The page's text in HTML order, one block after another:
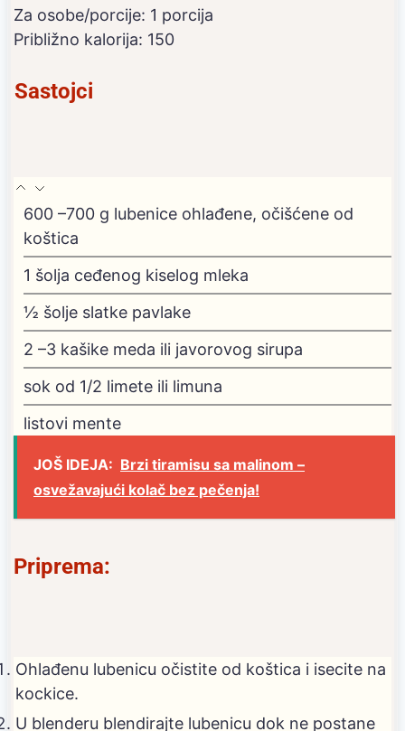
Za osobe/porcije: 1 porcija
Približno kalorija: 150
Sastojci
600 –700 g lubenice ohlađene, očišćene od
koštica
1 šolja ceđenog kiselog mleka
½ šolje slatke pavlake
2 –3 kašike meda ili javorovog sirupa
sok od 1/2 limete ili limuna
listovi mente
JOŠ IDEJA: Brzi tiramisu sa malinom –
osvežavajući kolač bez pečenja!
Priprema:
Ohlađenu lubenicu očistite od koštica i isecite na
kockice.
U blenderu blendirajte lubenicu dok ne postane